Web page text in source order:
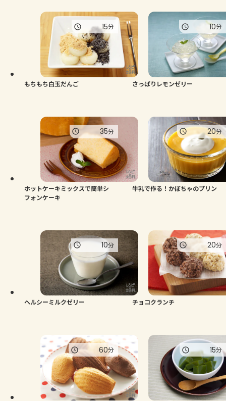
もちもち白玉だんご
15分
さっぱりレモンゼリー
10分
ホットケーキミックスで簡単シ
フォンケーキ
35分
牛乳で作る！かぼちゃのプリン
20分
ヘルシーミルクゼリー
10分
チョコクランチ
20分
60分 15分